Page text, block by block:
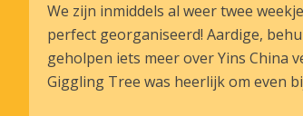
We zijn inmiddels al weer twee
perfect georganiseerd! Aardige,
geholpen iets meer over Yins China
Giggling Tree was heerlijk om even